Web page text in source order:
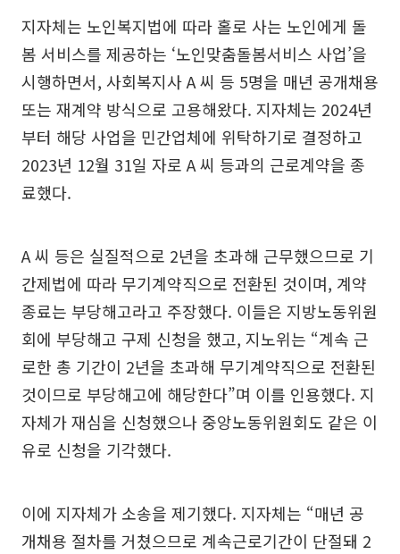
지자체는 노인복지법에 따라 홀로 사는 노인에게 돌
봄 서비스를 제공하는 ‘노인맞춤돌봄서비스 사업’을
시행하면서, 사회복지사 A 씨 등 5명을 매년 공개채용
또는 재계약 방식으로 고용해왔다. 지자체는 2024년
부터 해당 사업을 민간업체에 위탁하기로 결정하고
2023년 12월 31일 자로 A 씨 등과의 근로계약을 종
료했다.
A 씨 등은 실질적으로 2년을 초과해 근무했으므로 기
간제법에 따라 무기계약직으로 전환된 것이며, 계약
종료는 부당해고라고 주장했다. 이들은 지방노동위원
회에 부당해고 구제 신청을 했고, 지노위는 “계속 근
로한 총 기간이 2년을 초과해 무기계약직으로 전환된
것이므로 부당해고에 해당한다”며 이를 인용했다. 지
자체가 재심을 신청했으나 중앙노동위원회도 같은 이
유로 신청을 기각했다.
이에 지자체가 소송을 제기했다. 지자체는 “매년 공
개채용 절차를 거쳤으므로 계속근로기간이 단절돼 2